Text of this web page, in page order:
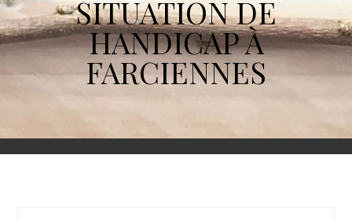
SITUATION DE
HANDICAP À
FARCIENNES